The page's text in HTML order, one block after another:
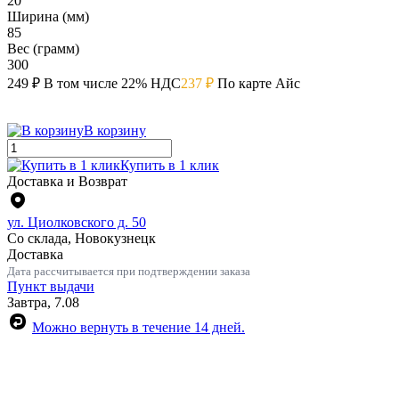
Ширина (мм)
85
Вес (грамм)
300
249 ₽ В том числе 22% НДС237 ₽ По карте Айс
В корзину
Купить в 1 клик
Доставка и Возврат
ул. Циолковского д. 50
Со склада, Новокузнецк
Доставка
Дата рассчитывается при подтверждении заказа
Пункт выдачи
Завтра, 7.08
Можно вернуть в течение 14 дней.